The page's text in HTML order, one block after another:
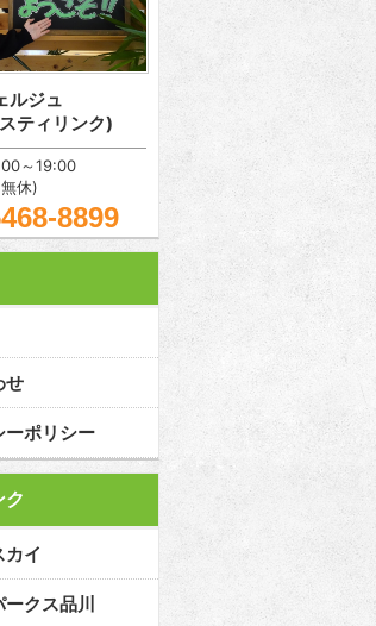
ルジュ
ティリンク)
～19:00
休)
8899
せ
ーポリシー
ク
カイ
クス品川